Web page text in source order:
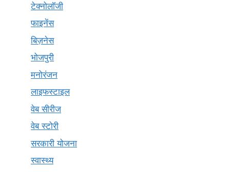
टेक्नोलॉजी
फाइनेंस
बिज़नेस
भोजपुरी
मनोरंजन
लाइफस्टाइल
वेब सीरीज
वेब स्टोरी
सरकारी योजना
स्वास्थ्य